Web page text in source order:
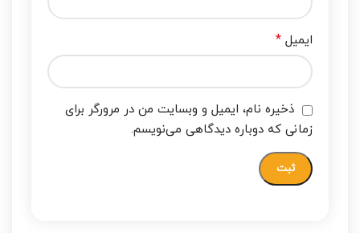
ایمیل *
ذخیره نام، ایمیل و وبسایت من در مرورگر برای
زمانی که دوباره دیدگاهی می‌نویسم.